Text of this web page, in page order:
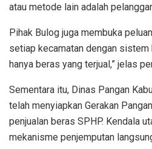
atau metode lain adalah
Pihak Bulog juga membuka
setiap kecamatan dengan sistem
hanya beras yang terjual,” jelas
Sementara itu, Dinas Pangan
telah menyiapkan Gerakan
penjualan beras SPHP. Kendala
mekanisme penjemputan